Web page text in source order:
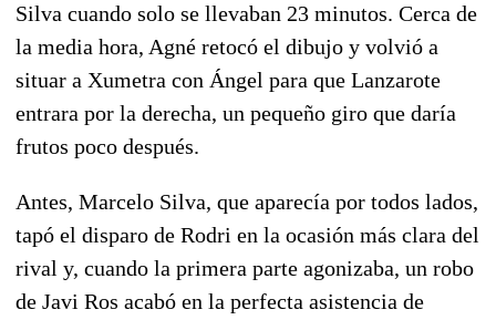
Silva cuando solo se llevaban 23 minutos. Cerca de
la media hora, Agné retocó el dibujo y volvió a
situar a Xumetra con Ángel para que Lanzarote
entrara por la derecha, un pequeño giro que daría
frutos poco después.
Antes, Marcelo Silva, que aparecía por todos lados,
tapó el disparo de Rodri en la ocasión más clara del
rival y, cuando la primera parte agonizaba, un robo
de Javi Ros acabó en la perfecta asistencia de